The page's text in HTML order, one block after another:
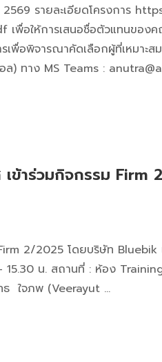
2569 รายละเอียดโครงการ
เพื่อให้การเสนอชื่อตัวแทนขอ
พื่อพิจารณาคัดเลือกผู้ที่เหมาะ
) ทาง MS Teams :
ข้าร่วมกิจกรรม
2/2025 โดยบริษัท
15.30 น. สถานที่ : ห้อง
ธ ใจภพ (Veerayut …